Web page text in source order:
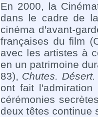
En 2000, la
dans le cadre de
cinéma d'avant-
françaises du film
avec les artistes à
en un patrimoine
83), Chutes.
ont fait
cérémonies
deux têtes continue